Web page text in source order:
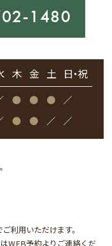
1480
木 金 土 日・祝
● ● ●
／
● ● ／ ／
利用いただけます。
WEB予約よりご連絡くだ